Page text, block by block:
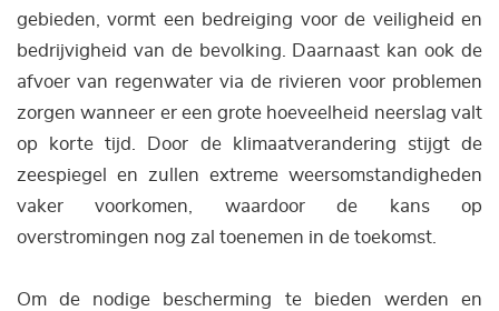
gebieden, vormt een bedreiging voor de veiligheid en
bedrijvigheid van de bevolking. Daarnaast kan ook de
afvoer van regenwater via de rivieren voor problemen
zorgen wanneer er een grote hoeveelheid neerslag valt
op korte tijd. Door de klimaatverandering stijgt de
zeespiegel en zullen extreme weersomstandigheden
vaker voorkomen, waardoor de kans op
overstromingen nog zal toenemen in de toekomst.
Om de nodige bescherming te bieden werden en